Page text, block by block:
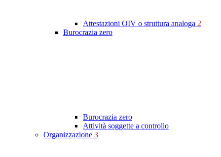
Attestazioni OIV o struttura analoga 2
Burocrazia zero
Burocrazia zero
Attività soggette a controllo
Organizzazione 3